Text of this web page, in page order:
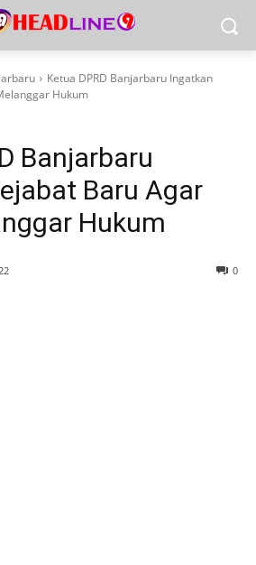
Ketua DPRD Banjarbaru Ingatkan
Hukum
Banjarbaru
Baru Agar
Hukum
0